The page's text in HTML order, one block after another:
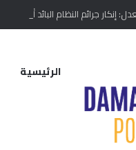
إنكار جرائم النظام البائد
الرئيسية
/محلي